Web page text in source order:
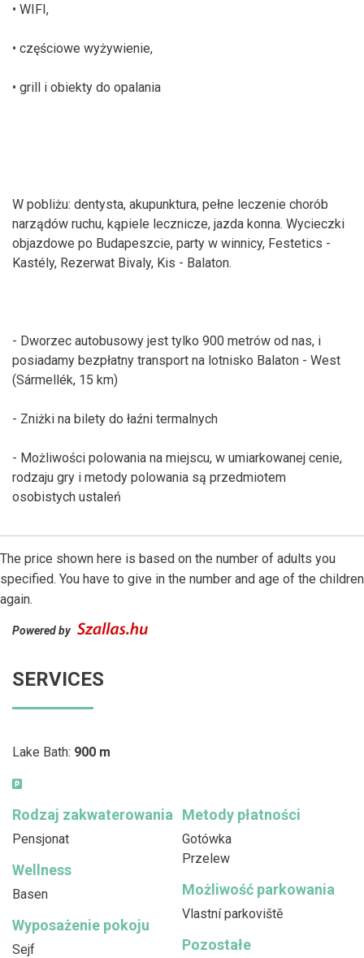
• WIFI,
• częściowe wyżywienie,
• grill i obiekty do opalania
W pobliżu: dentysta, akupunktura, pełne leczenie chorób
narządów ruchu, kąpiele lecznicze, jazda konna. Wycieczki
objazdowe po Budapeszcie, party w winnicy, Festetics -
Kastély, Rezerwat Bivaly, Kis - Balaton.
- Dworzec autobusowy jest tylko 900 metrów od nas, i
posiadamy bezpłatny transport na lotnisko Balaton - West
(Sármellék, 15 km)
- Zniżki na bilety do łaźni termalnych
- Możliwości polowania na miejscu, w umiarkowanej cenie,
rodzaju gry i metody polowania są przedmiotem
osobistych ustaleń
The price shown here is based on the number of adults you
specified. You have to give in the number and age of the children
again.
Powered by
SERVICES
Lake Bath: 900 m
Rodzaj zakwaterowania
Pensjonat
Metody płatności
Gotówka
Przelew
Wellness
Basen Możliwość parkowania
Vlastní parkoviště
Wyposażenie pokoju
Sejf Pozostałe